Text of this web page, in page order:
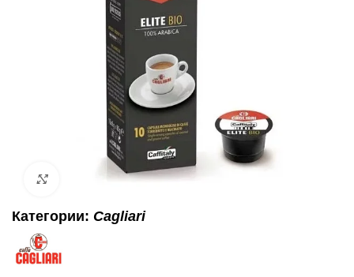
Click to enlarge
Категории: Cagliari